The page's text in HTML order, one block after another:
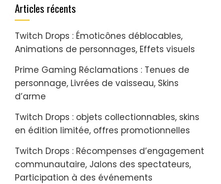
Articles récents
Twitch Drops : Émoticônes déblocables,
Animations de personnages, Effets visuels
Prime Gaming Réclamations : Tenues de
personnage, Livrées de vaisseau, Skins
d’arme
Twitch Drops : objets collectionnables, skins
en édition limitée, offres promotionnelles
Twitch Drops : Récompenses d’engagement
communautaire, Jalons des spectateurs,
Participation à des événements